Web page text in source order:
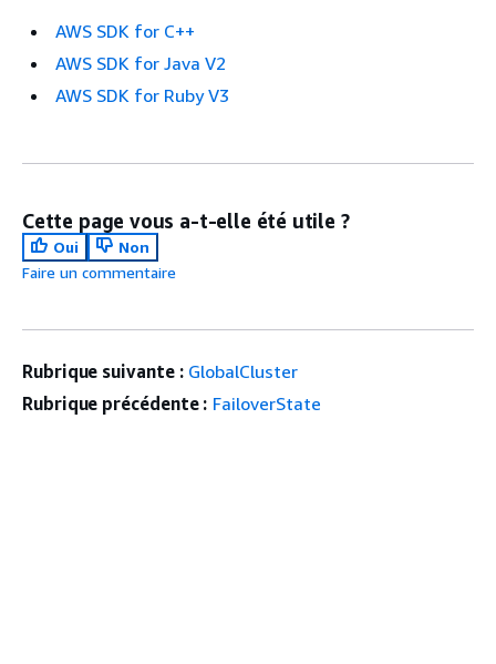
AWS SDK for C++
AWS SDK for Java V2
AWS SDK for Ruby V3
Cette page vous a-t-elle été utile ?
Oui
Non
Faire un commentaire
Rubrique suivante : GlobalCluster
Rubrique précédente : FailoverState